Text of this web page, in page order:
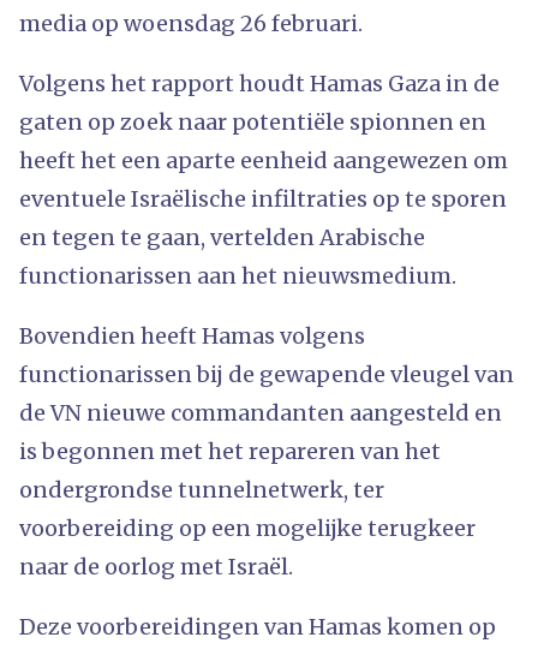
media op woensdag 26 februari.
Volgens het rapport houdt Hamas Gaza in de
gaten op zoek naar potentiële spionnen en
heeft het een aparte eenheid aangewezen om
eventuele Israëlische infiltraties op te sporen
en tegen te gaan, vertelden Arabische
functionarissen aan het nieuwsmedium.
Bovendien heeft Hamas volgens
functionarissen bij de gewapende vleugel van
de VN nieuwe commandanten aangesteld en
is begonnen met het repareren van het
ondergrondse tunnelnetwerk, ter
voorbereiding op een mogelijke terugkeer
naar de oorlog met Israël.
Deze voorbereidingen van Hamas komen op